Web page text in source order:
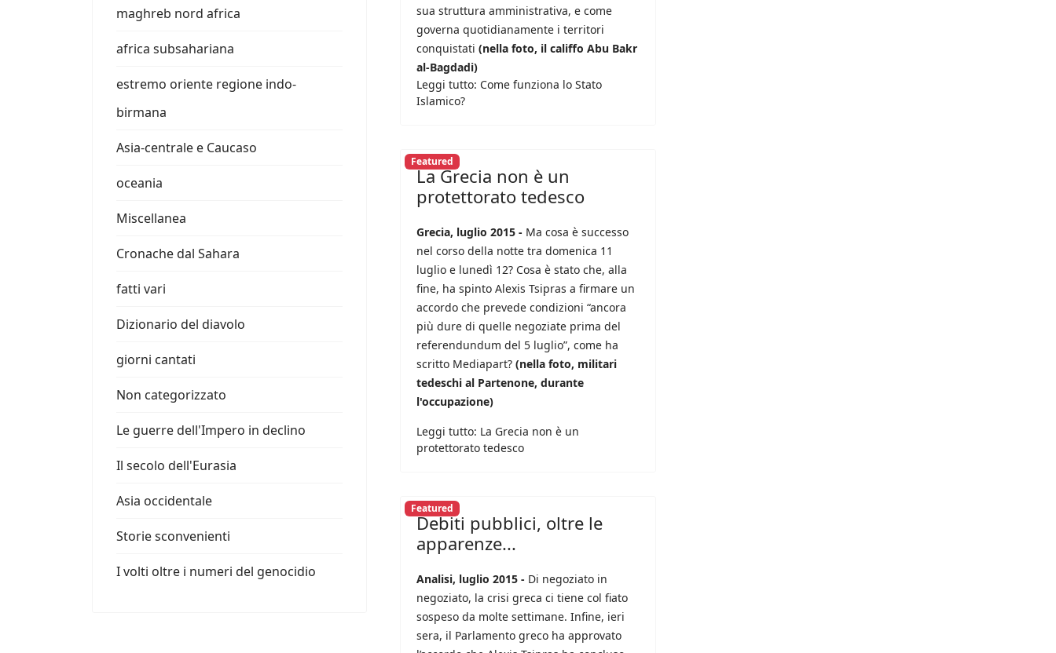
maghreb nord africa
africa subsahariana
estremo oriente regione indo-
birmana
Asia-centrale e Caucaso
oceania
Miscellanea
Cronache dal Sahara
fatti vari
Dizionario del diavolo
giorni cantati
Non categorizzato
Le guerre dell'Impero in declino
Il secolo dell'Eurasia
Asia occidentale
Storie sconvenienti
I volti oltre i numeri del genocidio
sua struttura amministrativa, e come
governa quotidianamente i territori
conquistati (nella foto, il califfo Abu Bakr
al-Bagdadi)
Leggi tutto: Come funziona lo Stato
Islamico?
Featured
La Grecia non è un
protettorato tedesco
Grecia, luglio 2015 - Ma cosa è successo
nel corso della notte tra domenica 11
luglio e lunedì 12? Cosa è stato che, alla
fine, ha spinto Alexis Tsipras a firmare un
accordo che prevede condizioni “ancora
più dure di quelle negoziate prima del
referendundum del 5 luglio”, come ha
scritto Mediapart? (nella foto, militari
tedeschi al Partenone, durante
l'occupazione)
Leggi tutto: La Grecia non è un
protettorato tedesco
Featured
Debiti pubblici, oltre le
apparenze...
Analisi, luglio 2015 - Di negoziato in
negoziato, la crisi greca ci tiene col fiato
sospeso da molte settimane. Infine, ieri
sera, il Parlamento greco ha approvato